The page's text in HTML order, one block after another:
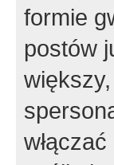
formie
postów